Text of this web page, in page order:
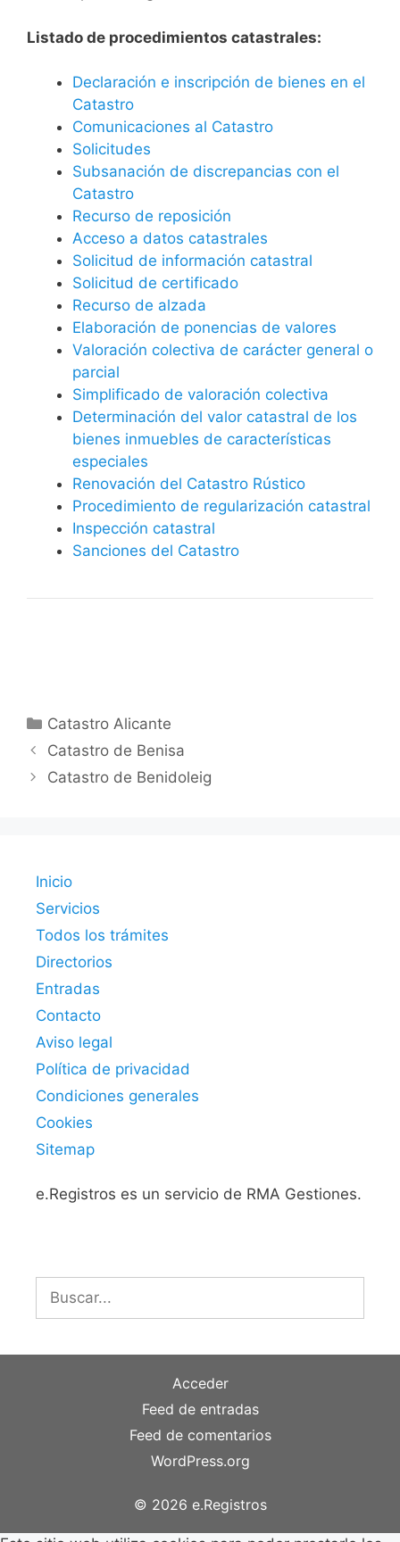
Listado de procedimientos catastrales:
Declaración e inscripción de bienes en el
Catastro
Comunicaciones al Catastro
Solicitudes
Subsanación de discrepancias con el
Catastro
Recurso de reposición
Acceso a datos catastrales
Solicitud de información catastral
Solicitud de certificado
Recurso de alzada
Elaboración de ponencias de valores
Valoración colectiva de carácter general o
parcial
Simplificado de valoración colectiva
Determinación del valor catastral de los
bienes inmuebles de características
especiales
Renovación del Catastro Rústico
Procedimiento de regularización catastral
Inspección catastral
Sanciones del Catastro
Categorías
Catastro Alicante
Catastro de Benisa
Catastro de Benidoleig
Inicio
Servicios
Todos los trámites
Directorios
Entradas
Contacto
Aviso legal
Política de privacidad
Condiciones generales
Cookies
Sitemap
e.Registros es un servicio de RMA Gestiones.
Acceder
Feed de entradas
Feed de comentarios
WordPress.org
© 2026 e.Registros